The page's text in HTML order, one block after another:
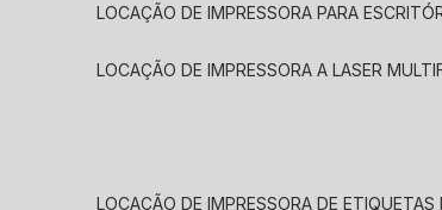
LOCAÇÃO DE IMPRESSORA PARA
LOCAÇÃO DE IMPRESSORA A LASER
LOCAÇÃO DE IMPRESSORA DE